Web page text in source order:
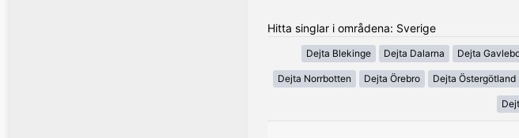
Hitta singlar i områdena: Sverige
Dejta Blekinge Dejta Dalarna Dejta
Dejta Norrbotten Dejta Örebro Dejta Östergötland